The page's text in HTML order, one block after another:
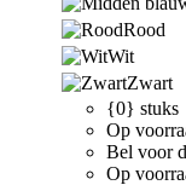
Rood
Wit
Zwart
{0} stuks
Op
Bel voor
Op